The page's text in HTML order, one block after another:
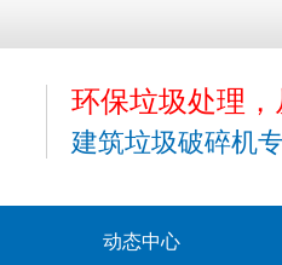
环保垃圾处理
建筑垃圾破碎机
动态中心